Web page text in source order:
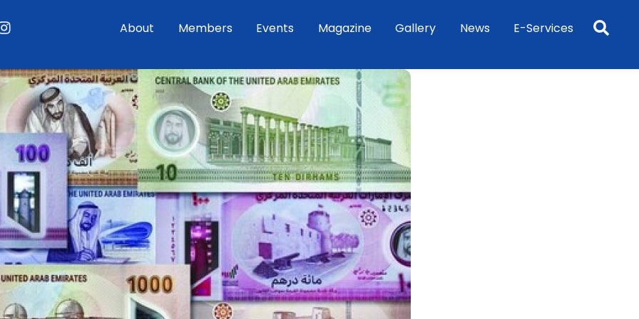
About Members Events Magazine Gallery News E-Services